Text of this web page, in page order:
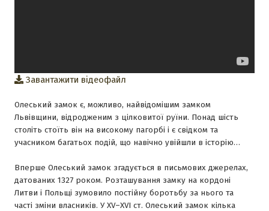
Завантажити відеофайл
Олеський замок є, можливо, найвідомішим замком
Львівщини, відродженим з цілковитої руїни. Понад шість
століть стоїть він на високому пагорбі і є свідком та
учасником багатьох подій, що навічно увійшли в історію…
Вперше Олеський замок згадується в письмових джерелах,
датованих 1327 роком. Розташування замку на кордоні
Литви і Польщі зумовило постійну боротьбу за нього та
часті зміни власників. У XV–XVІ ст. Олеський замок кілька